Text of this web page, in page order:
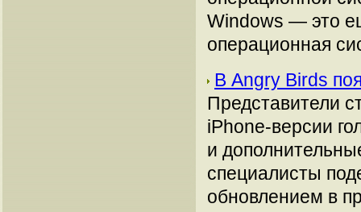
Windows — это
операционная
В Angry Birds
Представители
iPhone-версии
и
специалисты
обновлением в